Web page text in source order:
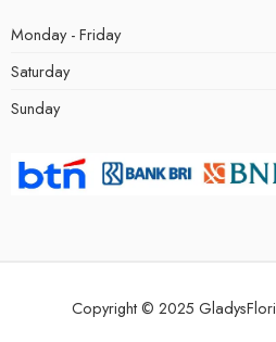
Monday - Friday
Saturday
Sunday
Copyright © 2025